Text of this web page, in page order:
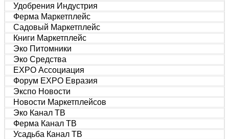
Удобрения Индустрия
Ферма Маркетплейс
Садовый Маркетплейс
Книги Маркетплейс
Эко Питомники
Эко Средства
EXPO Ассоциация
Форум EXPO Евразия
Экспо Новости
Новости Маркетплейсов
Эко Канал ТВ
Ферма Канал ТВ
Усадьба Канал ТВ